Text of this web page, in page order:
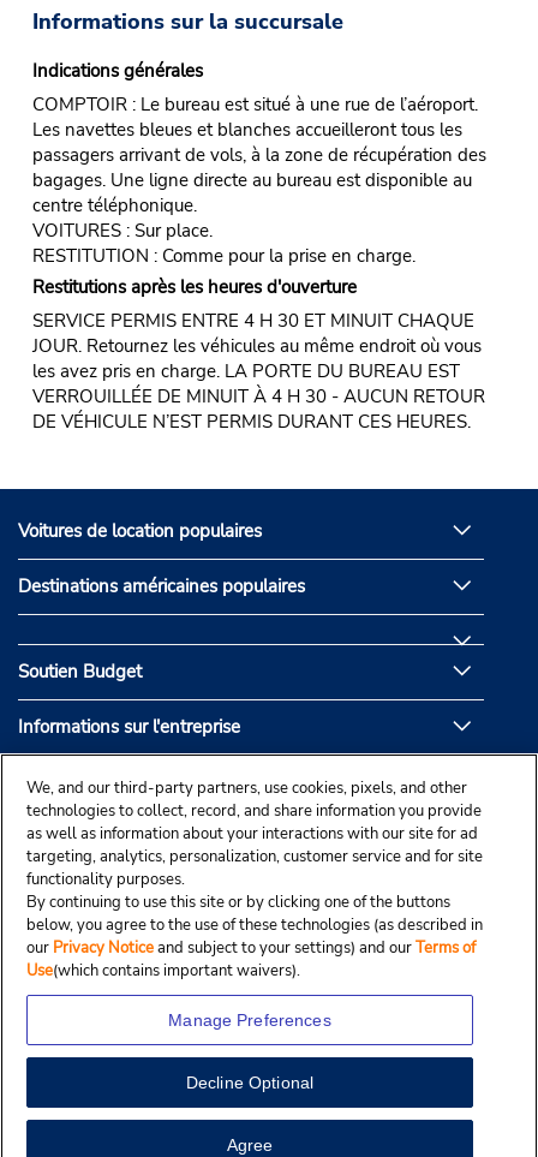
View Map
Informations sur la succursale
Indications générales
COMPTOIR : Le bureau est situé à une rue de l’aéroport.
Les navettes bleues et blanches accueilleront tous les
passagers arrivant de vols, à la zone de récupération des
bagages. Une ligne directe au bureau est disponible au
centre téléphonique.
VOITURES : Sur place.
RESTITUTION : Comme pour la prise en charge.
Restitutions après les heures d'ouverture
SERVICE PERMIS ENTRE 4 H 30 ET MINUIT CHAQUE
JOUR. Retournez les véhicules au même endroit où vous
les avez pris en charge. LA PORTE DU BUREAU EST
VERROUILLÉE DE MINUIT À 4 H 30 - AUCUN RETOUR
DE VÉHICULE N’EST PERMIS DURANT CES HEURES.
Voitures de location populaires
Destinations américaines populaires
Soutien Budget
Informations sur l'entreprise
Partenaires de Budget
© Droit d’auteur, Budgetcar, Inc., 2025.
We, and our third-party partners, use cookies, pixels, and other
technologies to collect, record, and share information you provide
as well as information about your interactions with our site for ad
targeting, analytics, personalization, customer service and for site
functionality purposes.
By continuing to use this site or by clicking one of the buttons
below, you agree to the use of these technologies (as described in
our Privacy Noticeand subject to your settings) and ourTerms of
Use(which contains important waivers).
Manage Preferences
Decline Optional
Agree